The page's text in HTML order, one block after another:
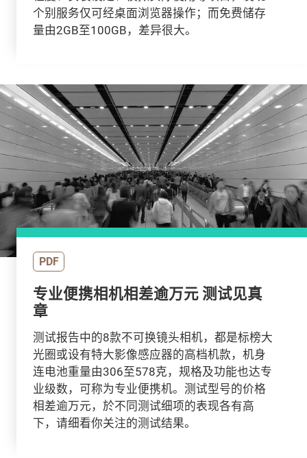
个别服务仅可经桌面浏览器操作；而免费储存
量由2GB至100GB，差异很大。
PDF
专业便携相机相差逾万元 测试见真
章
测试报告中的8款不可换镜头相机，都是标榜大
光圈或设有特大影像感应器的高档机款，机身
连电池重量由306至578克，规格及功能也达专
业级数，可称为专业便携机。测试型号的价格
相差逾万元，於不同测试细项的表现各有高
下，请细看你关注的测试结果。